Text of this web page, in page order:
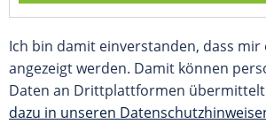
Ich bin damit einverstanden, dass
angezeigt werden. Damit können
Daten an Drittplattformen
dazu in unseren